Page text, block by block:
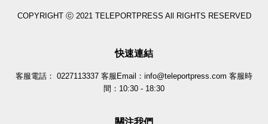
COPYRIGHT ⓒ 2021 TELEPORTPRESS All RIGHTS RESERVED
快速連結
客服電話： 0227113337 客服Email：info@teleportpress.com 客服時
間：10:30 - 18:30
關注我們